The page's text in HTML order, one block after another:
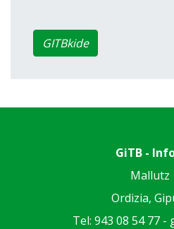
GITBkide
GiTB -
Mallutz
Ordizia,
Tel: 943 08 54 77 -